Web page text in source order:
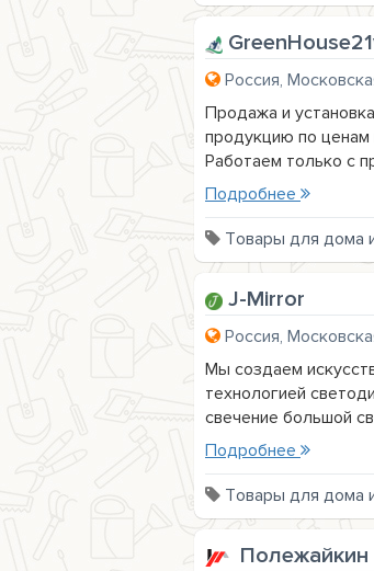
Россия,
Продажа и
продукцию по ценам
Работаем только с
Подробнее
Товары для дома
J-Mirror
Россия,
Мы создаем
технологией
свечение большой
Подробнее
Товары для дома
Полежайкин